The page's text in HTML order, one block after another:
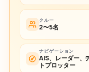
クルー
2〜5名
ナビゲーション
AIS、レーダー、
トプロッター